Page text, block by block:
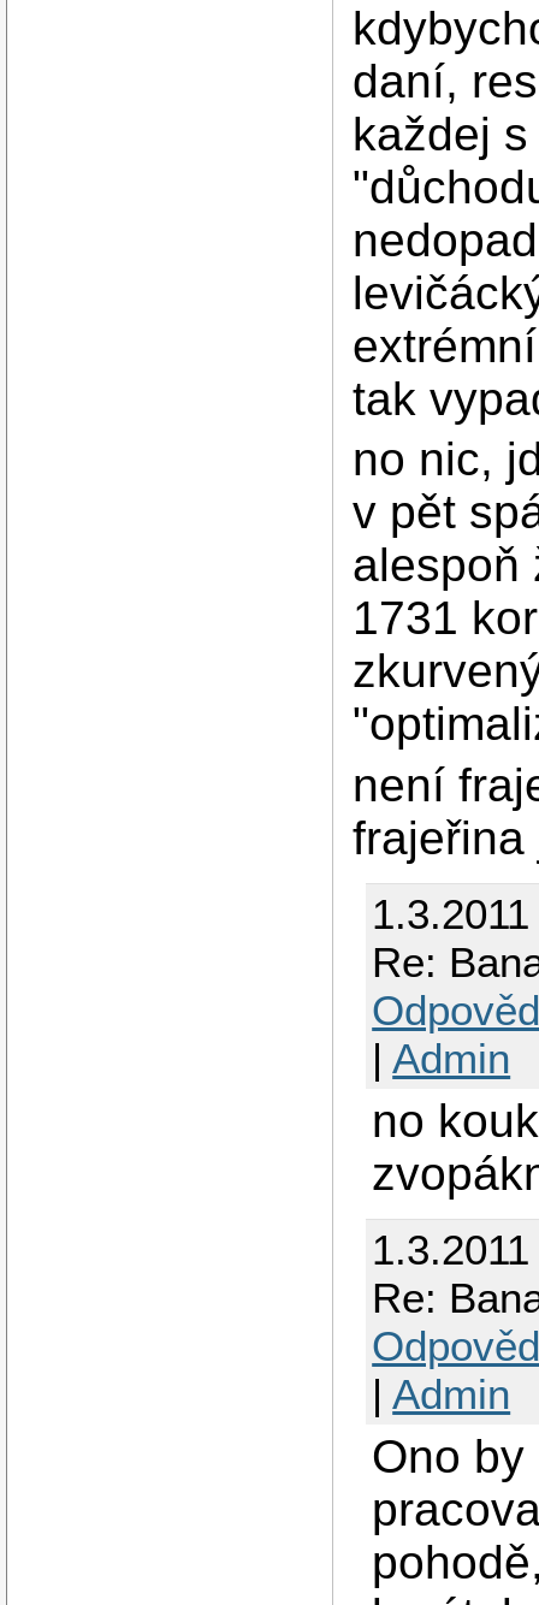
daní,
každej
tak
no nic,
v pět
alespoň
1731
není
frajeřina
Re:
| Admin
no
Re:
| Admin
Ono by